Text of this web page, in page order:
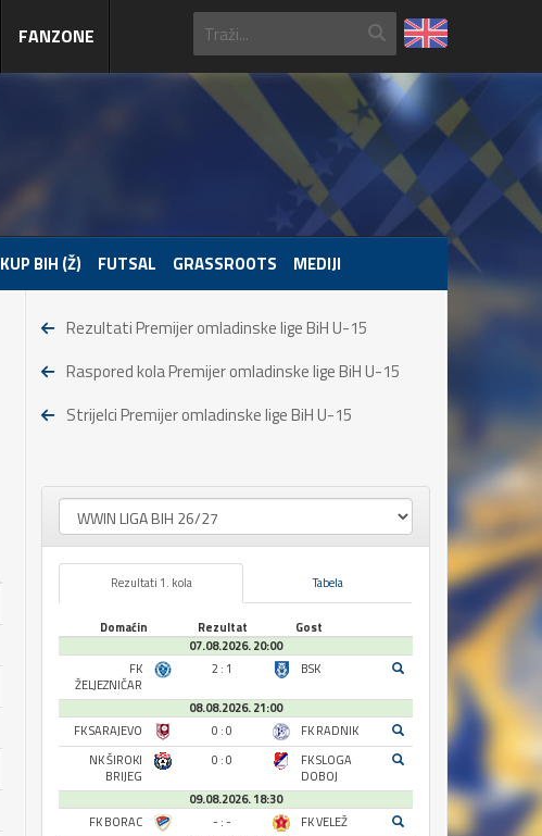
FANZONE
KUP BIH (Ž) FUTSAL GRASSROOTS MEDIJI
Rezultati Premijer omladinske lige BiH U-15
Raspored kola Premijer omladinske lige BiH U-15
Strijelci Premijer omladinske lige BiH U-15
Rezultati 1. kola Tabela
Domaćin Rezultat
Gost
07.08.2026. 20:00
FK
ŽELJEZNIČAR
2 : 1 BSK
08.08.2026. 21:00
FK SARAJEVO
0 : 0
FK RADNIK
NK ŠIROKI
BRIJEG
0 : 0
FK SLOGA
DOBOJ
09.08.2026. 18:30
FK BORAC
- : -
FK VELEŽ